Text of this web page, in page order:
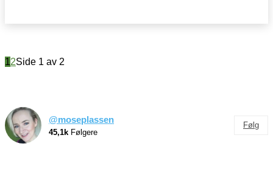
12Side 1 av 2
@moseplassen
45,1k Følgere
Følg